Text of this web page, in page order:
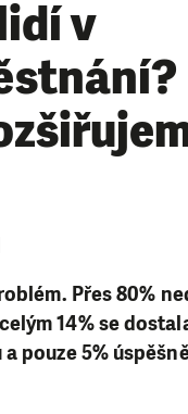
v
Přes 80%
14% se
pouze 5%